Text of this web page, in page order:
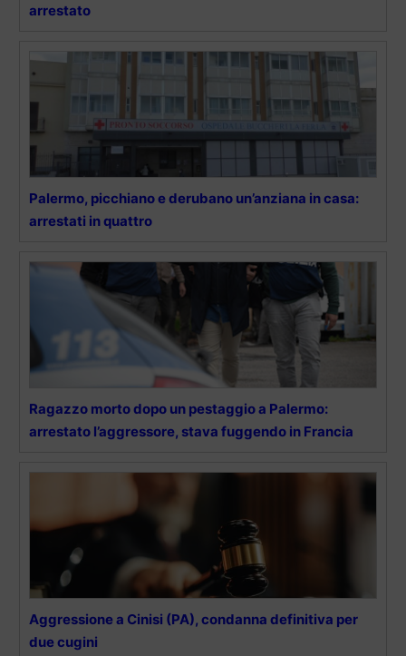
arrestato
Palermo, picchiano e derubano un’anziana in casa:
arrestati in quattro
Ragazzo morto dopo un pestaggio a Palermo:
arrestato l’aggressore, stava fuggendo in Francia
Aggressione a Cinisi (PA), condanna definitiva per
due cugini